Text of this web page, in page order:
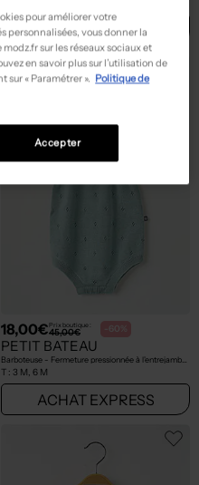
18 M
ACHAT EXPRESS
18,00€Prix boutique :
45,00€ -60%
PETIT BATEAU
T : 3 M, 6 M
ACHAT EXPRESS
pour améliorer votre
personnalisées, vous donner la
sur les réseaux sociaux et
en savoir plus sur l’utilisation de
sur « Paramétrer ». Politique de
Accepter